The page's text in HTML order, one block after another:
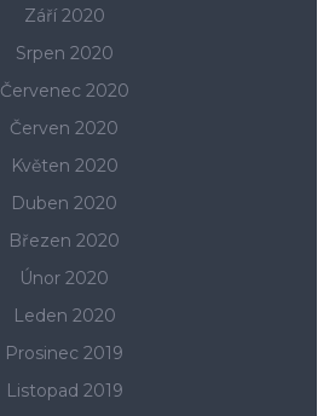
Září 2020
Srpen 2020
Červenec 2020
Červen 2020
Květen 2020
Duben 2020
Březen 2020
Únor 2020
Leden 2020
Prosinec 2019
Listopad 2019